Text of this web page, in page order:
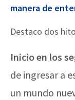
manera de
Destaco dos
Inicio en los
de ingresar a
un mundo